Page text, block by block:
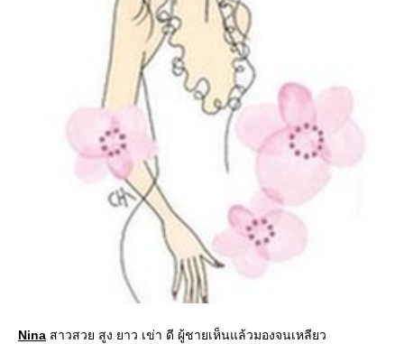
Nina สาวสวย สูง ยาว เข่า ดี ผู้ชายเห็นแล้วมองจนเหลียว